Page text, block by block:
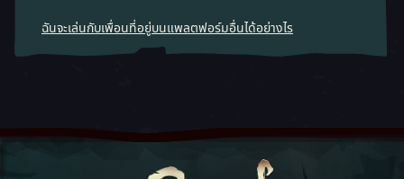
ฉันจะเล่นกับเพื่อนที่อยู่บนแพลตฟอร์มอื่นได้อย่างไร